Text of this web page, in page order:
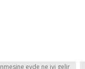
evde ne iyi gelir